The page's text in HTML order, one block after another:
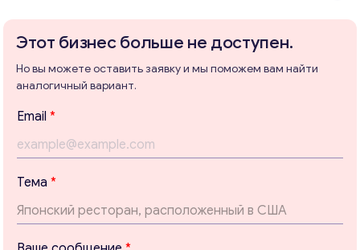
Консультация
Отправьте нам запрос, и мы свяжемся с вами в
Этот бизнес больше не доступен.
Но вы можете оставить заявку и мы поможем вам найти
аналогичный вариант.
В
а
ш
е
с
о
о
б
Email *
Тема *